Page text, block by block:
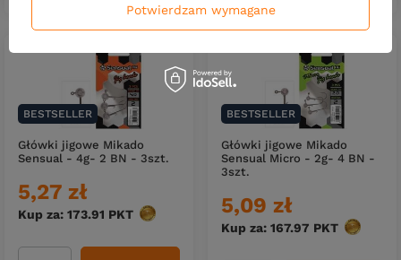
BESTSELLER
Główki jigowe Mikado
Sensual - 4g- 2 BN - 3szt.
5,27 zł
Kup za: 173.91 PKT punktów
BESTSELLER
Główki jigowe Mikado
Sensual Micro - 2g- 4 BN -
3szt.
5,09 zł
Kup za: 167.97 PKT punktów
Potwierdzam wymagane